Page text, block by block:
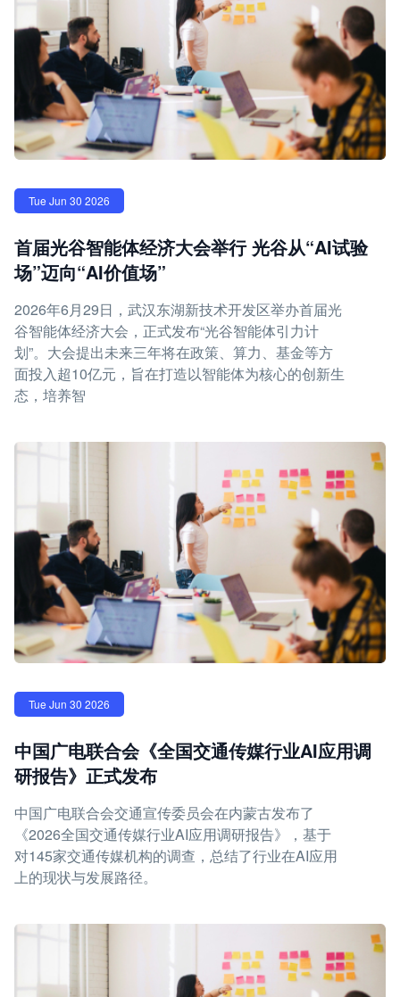
Tue Jun 30 2026
首届光谷智能体经济大会举行 光谷从“AI试验
场”迈向“AI价值场”
2026年6月29日，武汉东湖新技术开发区举办首届光
谷智能体经济大会，正式发布“光谷智能体引力计
划”。大会提出未来三年将在政策、算力、基金等方
面投入超10亿元，旨在打造以智能体为核心的创新生
态，培养智
Tue Jun 30 2026
中国广电联合会《全国交通传媒行业AI应用调
研报告》正式发布
中国广电联合会交通宣传委员会在内蒙古发布了
《2026全国交通传媒行业AI应用调研报告》，基于
对145家交通传媒机构的调查，总结了行业在AI应用
上的现状与发展路径。